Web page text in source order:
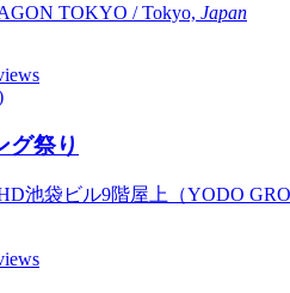
TOKYO / Tokyo, Japan
グ祭り
池袋ビル9階屋上（YODO